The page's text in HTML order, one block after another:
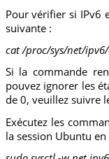
Pour vérifier si IPv6
suivante :
cat /proc/sys/net/
Si la commande
pouvez ignorer les
de 0, veuillez suivre
Exécutez les
la session Ubuntu en